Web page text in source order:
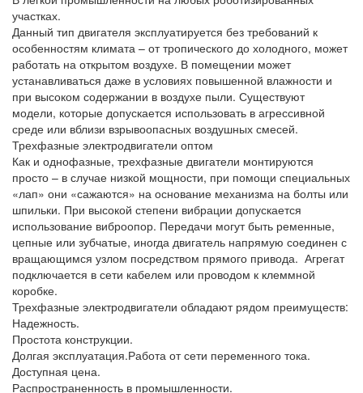
участках.
Данный тип двигателя эксплуатируется без требований к
особенностям климата – от тропического до холодного, может
работать на открытом воздухе. В помещении может
устанавливаться даже в условиях повышенной влажности и
при высоком содержании в воздухе пыли. Существуют
модели, которые допускается использовать в агрессивной
среде или вблизи взрывоопасных воздушных смесей.
Трехфазные электродвигатели оптом
Как и однофазные, трехфазные двигатели монтируются
просто – в случае низкой мощности, при помощи специальных
«лап» они «сажаются» на основание механизма на болты или
шпильки. При высокой степени вибрации допускается
использование виброопор. Передачи могут быть ременные,
цепные или зубчатые, иногда двигатель напрямую соединен с
вращающимся узлом посредством прямого привода. Агрегат
подключается в сети кабелем или проводом к клеммной
коробке.
Трехфазные электродвигатели обладают рядом преимуществ:
Надежность.
Простота конструкции.
Долгая эксплуатация.Работа от сети переменного тока.
Доступная цена.
Распространенность в промышленности.